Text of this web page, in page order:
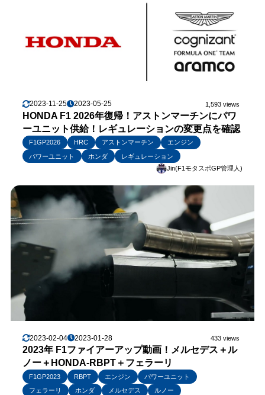
2023-11-25 2023-05-25 1,593 views
HONDA F1 2026年復帰！アストンマーチンにパワ
ーユニット供給！レギュレーションの変更点を確認
F1GP2026 HRC アストンマーチン
エンジン
パワーユニット
ホンダ
レギュレーション
Jin(F1モタスポGP管理人)
2023-02-04 2023-01-28 433 views
2023年 F1ファイアーアップ動画！メルセデス＋ル
ノー＋HONDA-RBPT＋フェラーリ
F1GP2023 RBPT エンジン
パワーユニット
フェラーリ
ホンダ メルセデス
ルノー